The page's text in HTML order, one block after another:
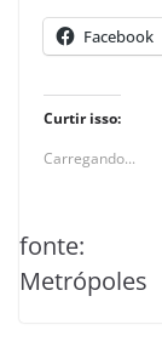
Facebook
Curtir isso:
Carregando...
fonte:
Metrópoles